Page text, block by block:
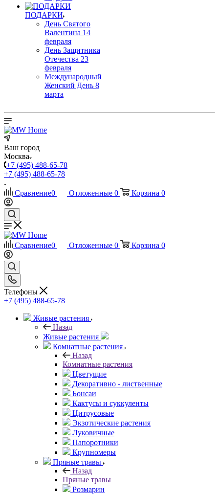
ПОДАРКИ
День Святого
Валентина 14
февраля
День Защитника
Отечества 23
февраля
Международный
Женский День 8
марта
Ваш город
Москва
+7 (495) 488-65-78
+7 (495) 488-65-78
Сравнение0 Отложенные 0 Корзина 0
Сравнение0 Отложенные 0 Корзина 0
Телефоны
+7 (495) 488-65-78
Живые растения
Назад
Живые растения
Комнатные растения
Назад
Комнатные растения
Цветущие
Декоративно - лиственные
Бонсаи
Кактусы и суккуленты
Цитрусовые
Экзотические растения
Луковичные
Папоротники
Крупномеры
Пряные травы
Назад
Пряные травы
Розмарин